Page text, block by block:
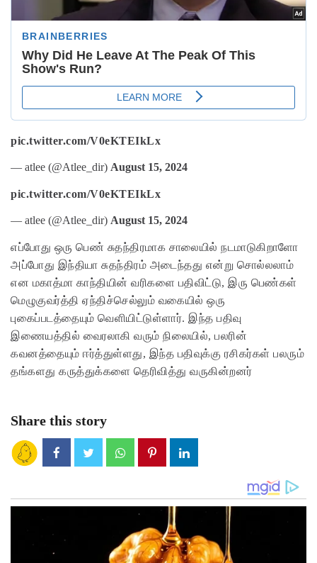
pic.twitter.com/V0eKTEIkLx
— atlee (@Atlee_dir) August 15, 2024
pic.twitter.com/V0eKTEIkLx
— atlee (@Atlee_dir) August 15, 2024
எப்போது ஒரு பெண் சுதந்திரமாக சாலையில் நடமாடுகிறாளோ
அப்போது இந்தியா சுதந்திரம் அடைந்தது என்று சொல்லலாம்
என மகாத்மா காந்தியின் வரிகளை பதிவிட்டு, இரு பெண்கள்
மெழுகுவர்த்தி ஏந்திச்செல்லும் வகையில் ஒரு
புகைப்படத்தையும் வெளியிட்டுள்ளார். இந்த பதிவு
இணையத்தில் வைரலாகி வரும் நிலையில், பலரின்
கவனத்தையும் ஈர்த்துள்ளது, இந்த பதிவுக்கு ரசிகர்கள் பலரும்
தங்களது கருத்துக்களை தெரிவித்து வருகின்றனர்
Share this story